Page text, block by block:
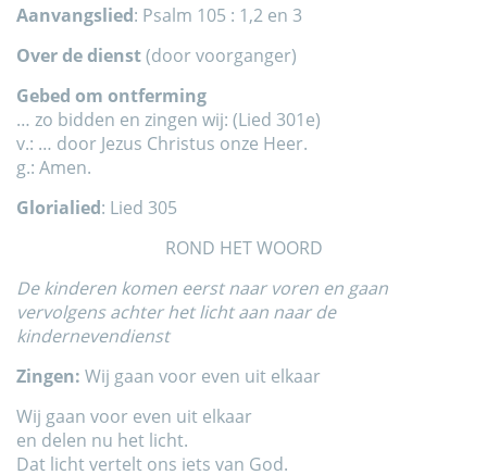
Aanvangslied: Psalm 105 : 1,2 en 3
Over de dienst(door voorganger)
Gebed om ontferming
… zo bidden en zingen wij: (Lied 301e)
v.: … door Jezus Christus onze Heer.
g.: Amen.
Glorialied: Lied 305
ROND HET WOORD
De kinderen komen eerst naar voren en gaan
vervolgens achter het licht aan naar de
kindernevendienst
Zingen: Wij gaan voor even uit elkaar
Wij gaan voor even uit elkaar
en delen nu het licht.
Dat licht vertelt ons iets van God.